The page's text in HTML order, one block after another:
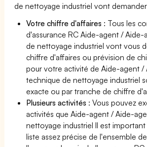
de nettoyage industriel vont
Votre chiffre d'affaires : Tous les
d'assurance RC Aide-agent /
de nettoyage industriel vont vous
chiffre d'affaires ou prévision de
pour votre activité de Aide-agent /
technique de nettoyage industriel
exacte ou par tranche de chiffre
Plusieurs activités : Vous pouvez
activités que Aide-agent / Aide-
nettoyage industriel Il est
liste assez précise de l'ensemble